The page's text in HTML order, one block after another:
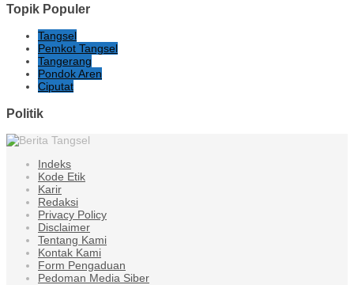
Topik Populer
Tangsel
Pemkot Tangsel
Tangerang
Pondok Aren
Ciputat
Politik
Indeks
Kode Etik
Karir
Redaksi
Privacy Policy
Disclaimer
Tentang Kami
Kontak Kami
Form Pengaduan
Pedoman Media Siber